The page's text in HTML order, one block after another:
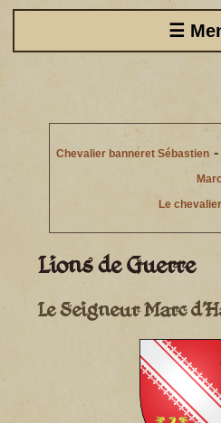
Chevalier banneret Sébastien-
Le
Lions de Guerre
Le Seigneur Marc
☰